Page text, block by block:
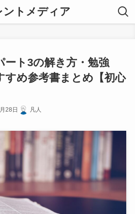
ントメディア
ート3の解き方・勉強
すめ参考書まとめ【初心
28日 凡人